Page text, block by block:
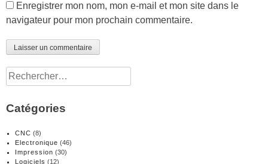
Enregistrer mon nom, mon e-mail et mon site dans le
navigateur pour mon prochain commentaire.
Rechercher :
Catégories
CNC (8)
Electronique (46)
Impression (30)
Logiciels (12)